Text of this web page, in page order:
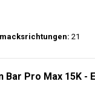
21
Bar Pro Max 15K -